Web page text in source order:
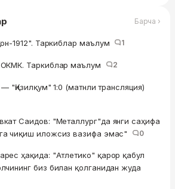
Барча ›
1912". Таркиблар маълум 1
Таркиблар маълум 2
"Қизилқум" 1:0 (матнли трансляция)
Саидов: "Металлург"да янги саҳифа
чиқиш иложсиз вазифа эмас"
0
ҳақида: "Атлетико" қарор қабул
биз билан қолганидан жуда